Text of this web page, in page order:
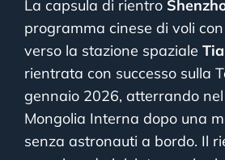
La capsula di rientro
programma cinese di voli
verso la stazione spaziale
rientrata con successo sulla
gennaio 2026, atterrando
Mongolia Interna dopo una
senza astronauti a bordo. Il